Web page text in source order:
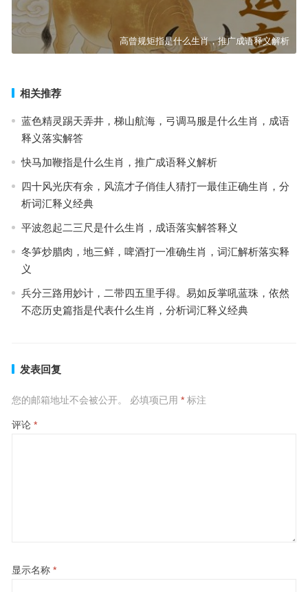
高曾规矩指是什么生肖，推广成语释义解析
相关推荐
蓝色精灵踢天弄井，梯山航海，弓调马服是什么生肖，成语
释义落实解答
快马加鞭指是什么生肖，推广成语释义解析
四十风光庆有余，风流才子俏佳人猜打一最佳正确生肖，分
析词汇释义经典
平波忽起二三尺是什么生肖，成语落实解答释义
冬笋炒腊肉，地三鲜，啤酒打一准确生肖，词汇解析落实释
义
兵分三路用妙计，二带四五里手得。易如反掌吼蓝珠，依然
不恋历史篇指是代表什么生肖，分析词汇释义经典
发表回复
您的邮箱地址不会被公开。 必填项已用 *标注
评论 *
显示名称 *